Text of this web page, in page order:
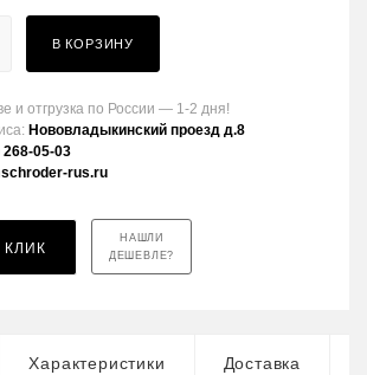
В КОРЗИНУ
и отгрузка по России — 1-2 дня!
Нововладыкинский проезд д.8
268-05-03
rus.ru
КЛИК
НАШЛИ
ДЕШЕВЛЕ?
Характеристики Доставка